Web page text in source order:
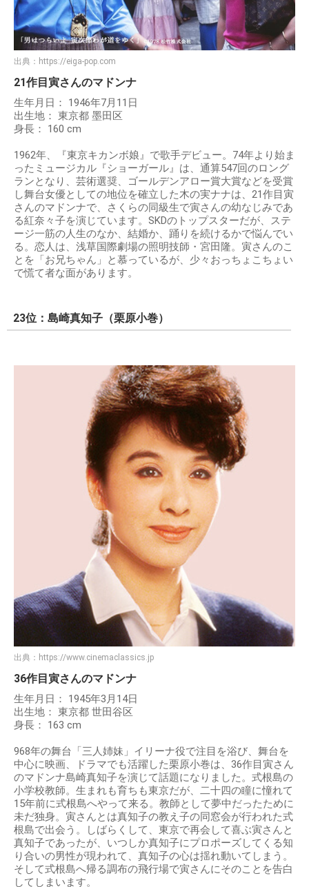
出典： https://eiga-pop.com
21作目寅さんのマドンナ
生年月日： 1946年7月11日
出生地： 東京都 墨田区
身長： 160 cm
1962年、『東京キカンボ娘』で歌手デビュー。74年より始ま
ったミュージカル『ショーガール』は、通算547回のロング
ランとなり、芸術選奨、ゴールデンアロー賞大賞などを受賞
し舞台女優としての地位を確立した木の実ナナは、21作目寅
さんのマドンナで、さくらの同級生で寅さんの幼なじみであ
る紅奈々子を演じています。SKDのトップスターだが、ステ
ージ一筋の人生のなか、結婚か、踊りを続けるかで悩んでい
る。恋人は、浅草国際劇場の照明技師・宮田隆。寅さんのこ
とを「お兄ちゃん」と慕っているが、少々おっちょこちょい
で慌て者な面があります。
23位：島崎真知子（栗原小巻）
出典： https://www.cinemaclassics.jp
36作目寅さんのマドンナ
生年月日： 1945年3月14日
出生地： 東京都 世田谷区
身長： 163 cm
968年の舞台「三人姉妹」イリーナ役で注目を浴び、舞台を
中心に映画、ドラマでも活躍した栗原小巻は、36作目寅さん
のマドンナ島崎真知子を演じて話題になりました。式根島の
小学校教師。生まれも育ちも東京だが、二十四の瞳に憧れて
15年前に式根島へやって来る。教師として夢中だったために
未だ独身。寅さんとは真知子の教え子の同窓会が行われた式
根島で出会う。しばらくして、東京で再会して喜ぶ寅さんと
真知子であったが、いつしか真知子にプロポーズしてくる知
り合いの男性が現われて、真知子の心は揺れ動いてしまう。
そして式根島へ帰る調布の飛行場で寅さんにそのことを告白
してしまいます。